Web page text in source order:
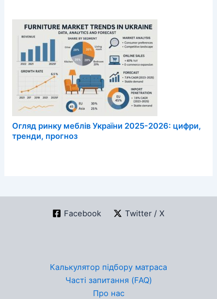
Огляд ринку меблів України 2025-2026: цифри,
тренди, прогноз
Facebook Twitter / X
Калькулятор підбору матраса
Часті запитання (FAQ)
Про нас